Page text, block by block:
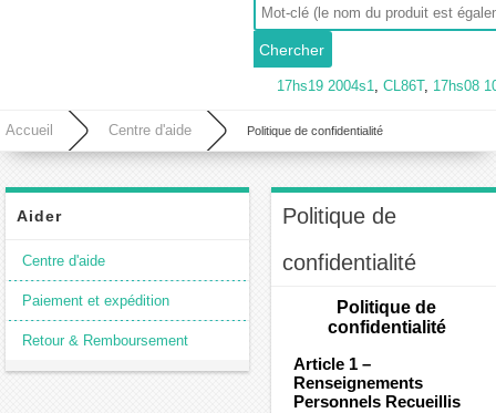
17hs19 2004s1, CL86T, 17hs08
Accueil Centre d'aide Politique de confidentialité
Aider
Centre d'aide
Paiement et expédition
Retour & Remboursement
Politique de
confidentialité
Politique de
confidentialité
Article 1 –
Renseignements
Personnels Recueillis